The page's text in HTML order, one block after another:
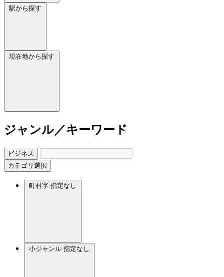
駅から探す
現在地から探す
ジャンル／キーワード
ビジネス
カテゴリ選択
町村字 指定なし
小ジャンル 指定なし